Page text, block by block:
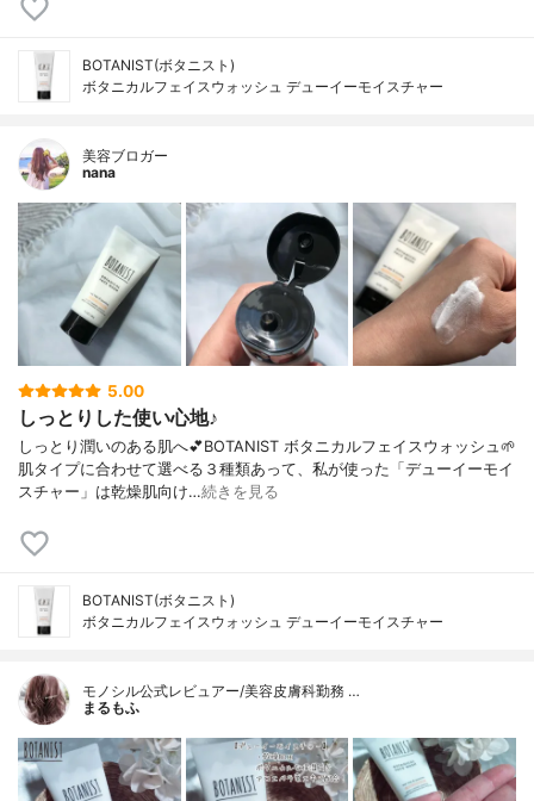
BOTANIST(ボタニスト)
ボタニカルフェイスウォッシュ デューイーモイスチャー
美容ブロガー
nana
5.00
しっとりした使い心地♪
しっとり潤いのある肌へ💕BOTANIST ボタニカルフェイスウォッシュ🌱
肌タイプに合わせて選べる３種類あって、私が使った「デューイーモイ
スチャー」は乾燥肌向け…続きを見る
BOTANIST(ボタニスト)
ボタニカルフェイスウォッシュ デューイーモイスチャー
モノシル公式レビュアー/美容皮膚科勤務 …
まるもふ